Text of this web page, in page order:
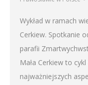
Wykład w ramach
Cerkiew. Spotkanie
parafii
Mała Cerkiew to
najważniejszych